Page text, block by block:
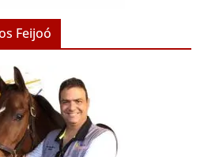
Feijoó